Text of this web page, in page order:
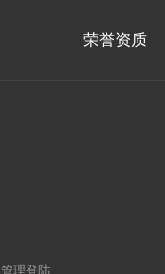
荣誉资质
管理登陆